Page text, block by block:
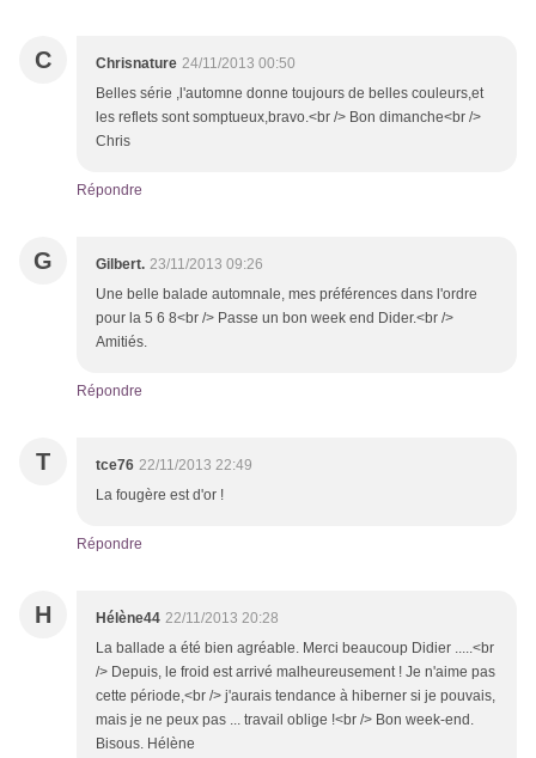
C Chrisnature 24/11/2013 00:50
Belles série ,l'automne donne toujours de belles couleurs,et
les reflets sont somptueux,bravo.<br /> Bon dimanche<br />
Chris
Répondre
G Gilbert. 23/11/2013 09:26
Une belle balade automnale, mes préférences dans l'ordre
pour la 5 6 8<br /> Passe un bon week end Dider.<br />
Amitiés.
Répondre
T tce76 22/11/2013 22:49
La fougère est d'or !
Répondre
H Hélène44 22/11/2013 20:28
La ballade a été bien agréable. Merci beaucoup Didier .....<br
/> Depuis, le froid est arrivé malheureusement ! Je n'aime pas
cette période,<br /> j'aurais tendance à hiberner si je pouvais,
mais je ne peux pas ... travail oblige !<br /> Bon week-end.
Bisous. Hélène